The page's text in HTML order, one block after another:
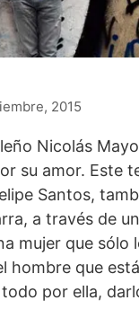
2015
Nicolás
su amor. Este
Santos,
a través de
mujer que sólo
hombre que
por ella,